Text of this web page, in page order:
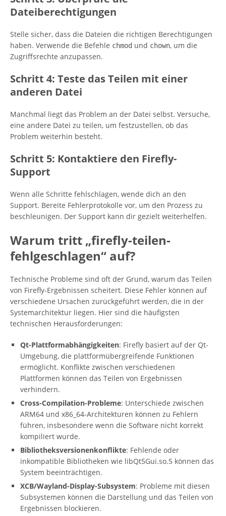
Dateiberechtigungen
Stelle sicher, dass die Dateien die richtigen Berechtigungen
haben. Verwende die Befehle chmod und chown, um die
Zugriffsrechte anzupassen.
Schritt 4: Teste das Teilen mit einer
anderen Datei
Manchmal liegt das Problem an der Datei selbst. Versuche,
eine andere Datei zu teilen, um festzustellen, ob das
Problem weiterhin besteht.
Schritt 5: Kontaktiere den Firefly-
Support
Wenn alle Schritte fehlschlagen, wende dich an den
Support. Bereite Fehlerprotokolle vor, um den Prozess zu
beschleunigen. Der Support kann dir gezielt weiterhelfen.
Warum tritt „firefly-teilen-
fehlgeschlagen“ auf?
Technische Probleme sind oft der Grund, warum das Teilen
von Firefly-Ergebnissen scheitert. Diese Fehler können auf
verschiedene Ursachen zurückgeführt werden, die in der
Systemarchitektur liegen. Hier sind die häufigsten
technischen Herausforderungen:
Qt-Plattformabhängigkeiten: Firefly basiert auf der Qt-
Umgebung, die plattformübergreifende Funktionen
ermöglicht. Konflikte zwischen verschiedenen
Plattformen können das Teilen von Ergebnissen
verhindern.
Cross-Compilation-Probleme: Unterschiede zwischen
ARM64 und x86_64-Architekturen können zu Fehlern
führen, insbesondere wenn die Software nicht korrekt
kompiliert wurde.
Bibliotheksversionenkonflikte: Fehlende oder
inkompatible Bibliotheken wie libQt5Gui.so.5 können das
System beeinträchtigen.
XCB/Wayland-Display-Subsystem: Probleme mit diesen
Subsystemen können die Darstellung und das Teilen von
Ergebnissen blockieren.